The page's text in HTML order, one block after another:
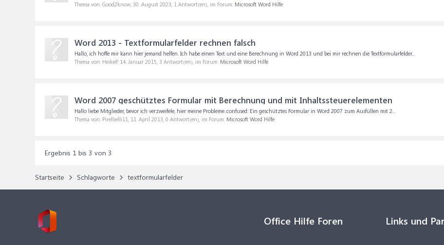
Thema von: Good2know, 30. August 2023, 1 Antwort(en), im Forum: Microsoft Word Hilfe
Word 2013 - Textformularfelder rechnen falsch
Hallo, ich hoffe mir kann hier jemand helfen. Ich habe einen Text und eine Berechnung in Word 2013 und bei mir rechnen die Textformularfelder...
Thema von: HeikeP, 14. Januar 2015, 3 Antwort(en), im Forum: Microsoft Word Hilfe
Word 2007 geschütztes Formular mit Berechnung und mit Inhaltssteuerelementen
Hallo liebe Mitglieder, bevor ich verzweifele, hier meine Probleme.:confused: Ein geschütztes Formular in Word 2007 zum Ausfüllen mit 2...
Thema von: Pirellielli11, 11. April 2013, 0 Antwort(en), im Forum: Microsoft Word Hilfe
Ergebnis 1 bis 3 von 3
Startseite Schlagworte textformularfelder
Office Hilfe Foren Links und